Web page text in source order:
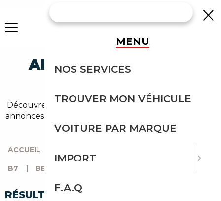
ALPINA B7 BERLINE
Découvrez un large choix de alpina berline dans nos
annonces de b7. Un import sans effort avec Courtage
Auto.
ACCUEIL
B7 | BERLINE
RÉSULTATS DE VOTRE RECHERCHE
MENU
NOS SERVICES
TROUVER MON VÉHICULE
VOITURE PAR MARQUE
IMPORT
F.A.Q